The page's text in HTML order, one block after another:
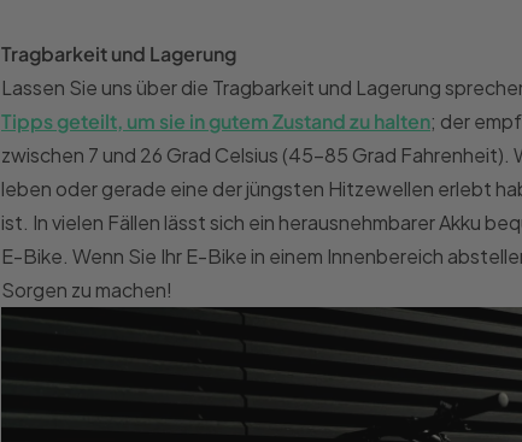
Tragbarkeit und Lagerung
Lassen Sie uns über die Tragbarkeit und Lagerung
Tipps geteilt, um sie in gutem Zustand zu halten; der
zwischen 7 und 26 Grad Celsius (45-85 Grad
leben oder gerade eine der jüngsten Hitzewellen erlebt
ist. In vielen Fällen lässt sich ein herausnehmbarer Akku
E-Bike. Wenn Sie Ihr E-Bike in einem Innenbereich
Sorgen zu machen!